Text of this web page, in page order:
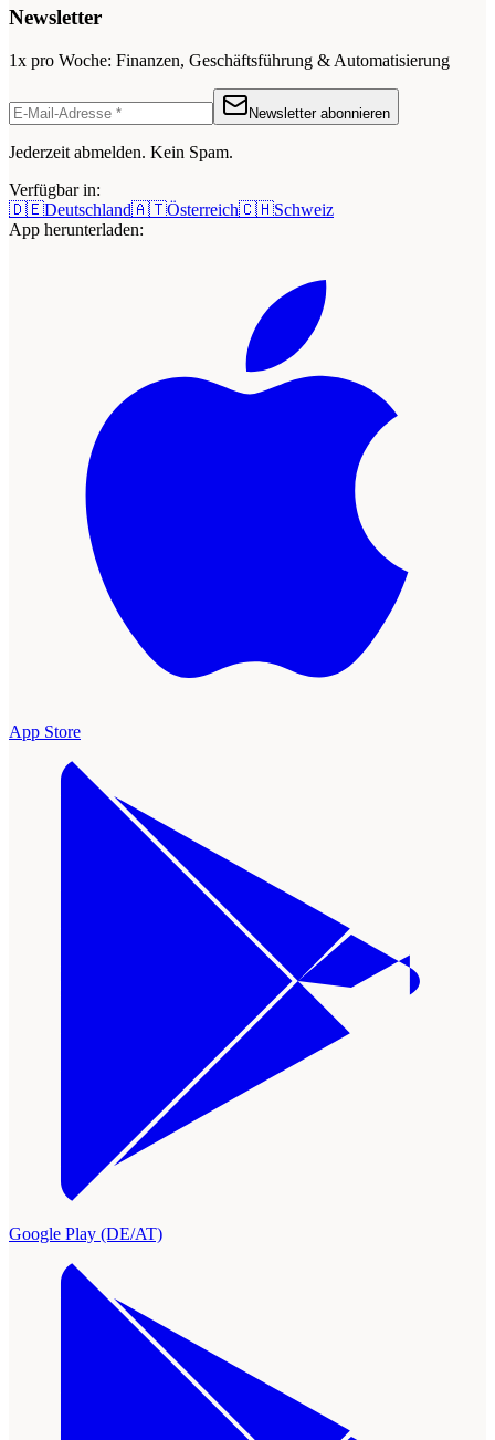
Newsletter
1x pro Woche: Finanzen, Geschäftsführung & Automatisierung
Newsletter abonnieren
Jederzeit abmelden. Kein Spam.
Verfügbar in:
🇩🇪Deutschland🇦🇹Österreich🇨🇭Schweiz
App herunterladen:
App Store
Google Play (DE/AT)